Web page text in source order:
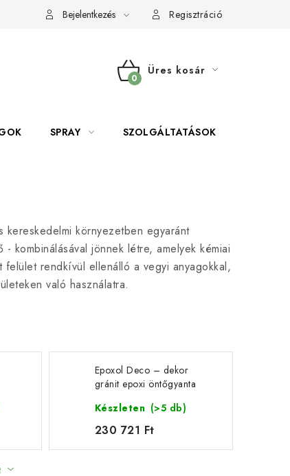
Bejelentkezés Regisztráció
KOSÁR
Üres kosár
SPRAY SZOLGÁLTATÁSOK
környezetben egyaránt
kombinálásával jönnek létre, amelyek kémiai
rendkívül ellenálló a vegyi anyagokkal,
való használatra.
Epoxol Deco – dekor
gránit epoxi öntőgyanta
Készleten (>5 db)
230 721 Ft